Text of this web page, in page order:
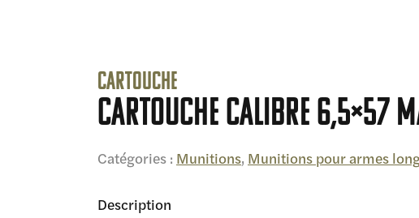
Cartouche
cartouche calibre 6,5×57
Catégories : Munitions, Munitions pour armes
Description